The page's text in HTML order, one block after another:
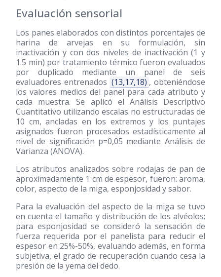
Evaluación sensorial
Los panes elaborados con distintos porcentajes de
harina de arvejas en su formulación, sin
inactivación y con dos niveles de inactivación (1 y
1.5 min) por tratamiento térmico fueron evaluados
por duplicado mediante un panel de seis
evaluadores entrenados (13,17,18) , obteniéndose
los valores medios del panel para cada atributo y
cada muestra. Se aplicó el Análisis Descriptivo
Cuantitativo utilizando escalas no estructuradas de
10 cm, ancladas en los extremos y los puntajes
asignados fueron procesados estadísticamente al
nivel de significación p=0,05 mediante Análisis de
Varianza (ANOVA).
Los atributos analizados sobre rodajas de pan de
aproximadamente 1 cm de espesor, fueron: aroma,
color, aspecto de la miga, esponjosidad y sabor.
Para la evaluación del aspecto de la miga se tuvo
en cuenta el tamaño y distribución de los alvéolos;
para esponjosidad se consideró la sensación de
fuerza requerida por el panelista para reducir el
espesor en 25%-50%, evaluando además, en forma
subjetiva, el grado de recuperación cuando cesa la
presión de la yema del dedo.